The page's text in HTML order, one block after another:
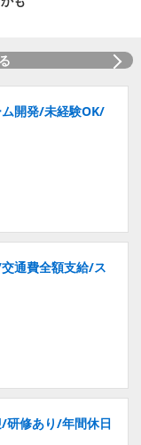
開発/未経験OK/
通費全額支給/ス
研修あり/年間休日